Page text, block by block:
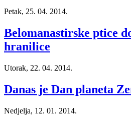
Petak, 25. 04. 2014.
Belomanastirske ptice
hranilice
Utorak, 22. 04. 2014.
Danas je Dan planeta
Nedjelja, 12. 01. 2014.